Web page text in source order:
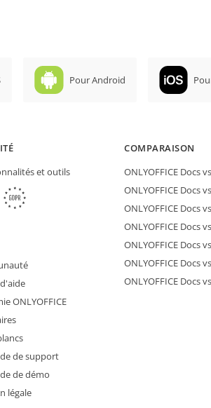
Pour Android
et outils
ONLYOFFICE
de support
de démo
légale
COMPARAISON
ONLYOFFICE Docs
ONLYOFFICE Docs
ONLYOFFICE Docs
ONLYOFFICE Docs
ONLYOFFICE Docs
ONLYOFFICE Docs
ONLYOFFICE Docs